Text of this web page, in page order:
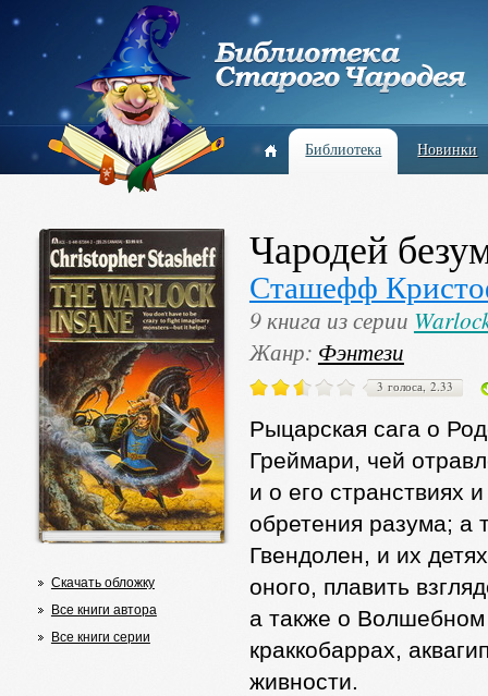
Библиотека Новинки
Скачать обложку
Все книги автора
Все книги серии
Чародей
Сташефф
9 книга из серии
Жанр: Фэнтези
3 голоса, 2.33
Рыцарская сага о
Греймари, чей
и о его странствиях
обретения разума; а
Гвендолен, и их
оного, плавить
а также о
краккобаррах,
живности.